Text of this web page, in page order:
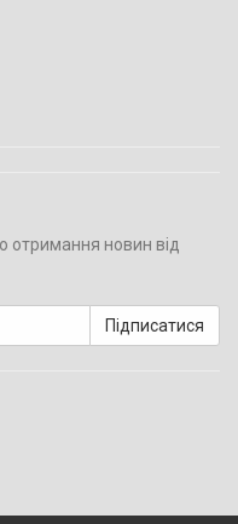
отримання новин від
Підписатися